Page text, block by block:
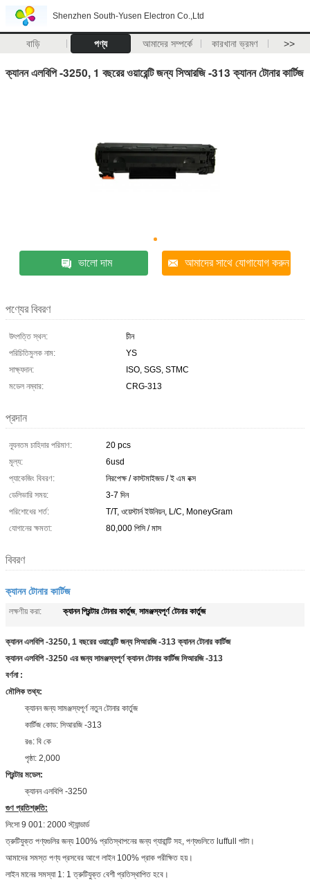
Shenzhen South-Yusen Electron Co.,Ltd
বাড়ি পণ্য আমাদের সম্পর্কে কারখানা ভ্রমণ >>
ক্যানন এলবিপি -3250, 1 বছরের ওয়ারেন্টি জন্য সিআরজি -313 ক্যানন টোনার কার্টিজ
ভালো দাম আমাদের সাথে যোগাযোগ করুন
পণ্যের বিবরণ
উৎপত্তি স্থল:
চীন
পরিচিতিমুলক নাম:
YS
সাক্ষ্যদান:
ISO, SGS, STMC
মডেল নম্বার:
CRG-313
প্রদান
ন্যূনতম চাহিদার পরিমাণ:
20 pcs
মূল্য:
6usd
প্যাকেজিং বিবরণ:
নিরপেক্ষ / কাস্টমাইজড / ই এম বক্স
ডেলিভারি সময়:
3-7 দিন
পরিশোধের শর্ত:
T/T, ওয়েস্টার্ন ইউনিয়ন, L/C, MoneyGram
যোগানের ক্ষমতা:
80,000 পিসি / মাস
বিবরণ
ক্যানন টোনার কার্টিজ
লক্ষণীয় করা: ক্যানন প্রিন্টার টোনার কার্তুজ, সামঞ্জস্যপূর্ণ টোনার কার্তুজ
ক্যানন এলবিপি -3250, 1 বছরের ওয়ারেন্টি জন্য সিআরজি -313 ক্যানন টোনার কার্টিজ
ক্যানন এলবিপি -3250 এর জন্য সামঞ্জস্যপূর্ণ ক্যানন টোনার কার্টিজ সিআরজি -313
বর্ণনা :
মৌলিক তথ্য:
ক্যানন জন্য সামঞ্জস্যপূর্ণ নতুন টোনার কার্তুজ
কার্টিজ কোড: সিআরজি -313
রঙ: বি কে
পৃষ্ঠা: 2,000
প্রিন্টার মডেল:
ক্যানন এলবিপি -3250
গুণ প্রতিশ্রুতি:
লিসো 9 001: 2000 স্ট্যান্ডার্ড
ত্রুটিযুক্ত পণ্যগুলির জন্য 100% প্রতিস্থাপনের জন্য গ্যারান্টি সহ, পণ্যগুলিতে luffull পাটা।
আমাদের সমস্ত পণ্য প্রসবের আগে লাইন 100% প্রাক পরীক্ষিত হয়।
লাইন মানের সমস্যা 1: 1 ত্রুটিযুক্ত বেশী প্রতিস্থাপিত হবে।